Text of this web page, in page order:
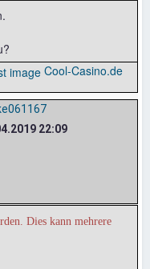
Cool-Casino.de
22:09
Dies kann mehrere